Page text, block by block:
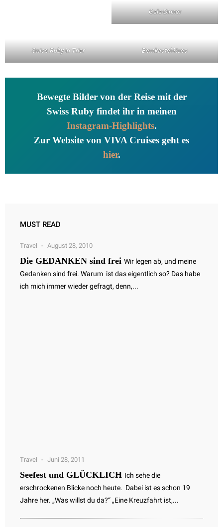
Gala-Dinner
Swiss Ruby in Trier Bernkastel-Kues
Bewegte Bilder von der Reise mit der
Swiss Ruby findet ihr in meinen
Instagram-Highlights.
Zur Website von VIVA Cruises geht es
hier.
MUST READ
Travel August 28, 2010
Die GEDANKEN sind frei Wir legen ab, und meine
Gedanken sind frei. Warum ist das eigentlich so? Das habe
ich mich immer wieder gefragt, denn,...
Travel Juni 28, 2011
Seefest und GLÜCKLICH Ich sehe die
erschrockenen Blicke noch heute. Dabei ist es schon 19
Jahre her. „Was willst du da?“ „Eine Kreuzfahrt ist,...